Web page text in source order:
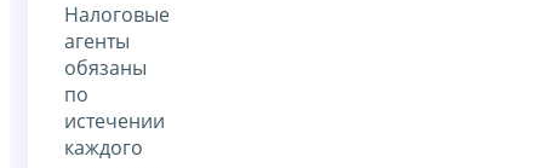
Налоговые
агенты
обязаны
по
истечении
каждого